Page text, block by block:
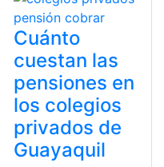
Cuánto
cuestan las
pensiones en
los colegios
privados de
Guayaquil